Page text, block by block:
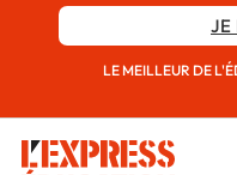
JE
LE MEILLEUR DE